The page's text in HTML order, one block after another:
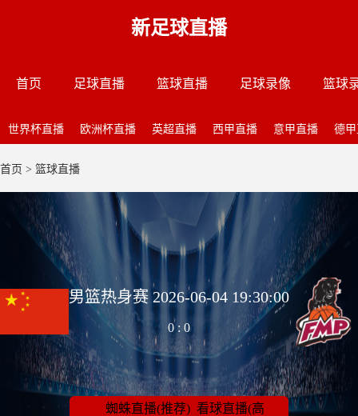
新足球直播
首页 足球直播 篮球直播 足球录像 篮球
世界杯直播 欧洲杯直播 英超直播 西甲直播 意甲直播 德
首页 > 篮球直播
男篮热身赛 2026-06-04 19:30:00
0: 0
蜘蛛直播(推荐) 看球直播(高